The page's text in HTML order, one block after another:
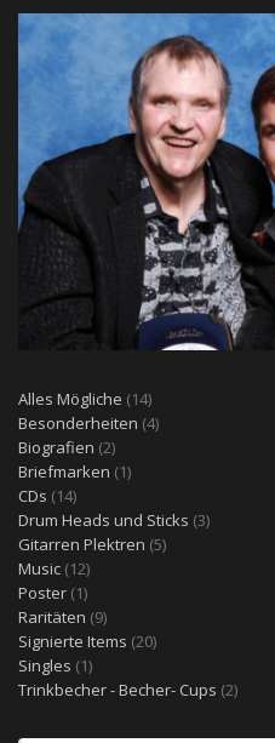
Alles Mögliche 1414
Produkte
Besonderheiten 44
Biografien 22
Produkte
Briefmarken 11
CDs 1414
Produkte
Drum Heads und Sticks 33
Gitarren Plektren 55
Music 1212
Produkte
Poster 11
Produkt
Raritäten 99
Produkte
Signierte Items 2020
Singles 11
Produkt
Trinkbecher - Becher- Cups 22